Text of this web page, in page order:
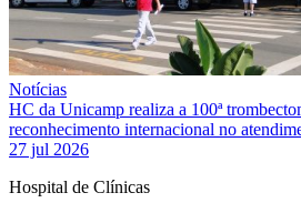
Notícias
HC da Unicamp realiza a 100ª
reconhecimento internacional no
27 jul 2026
Hospital de Clínicas